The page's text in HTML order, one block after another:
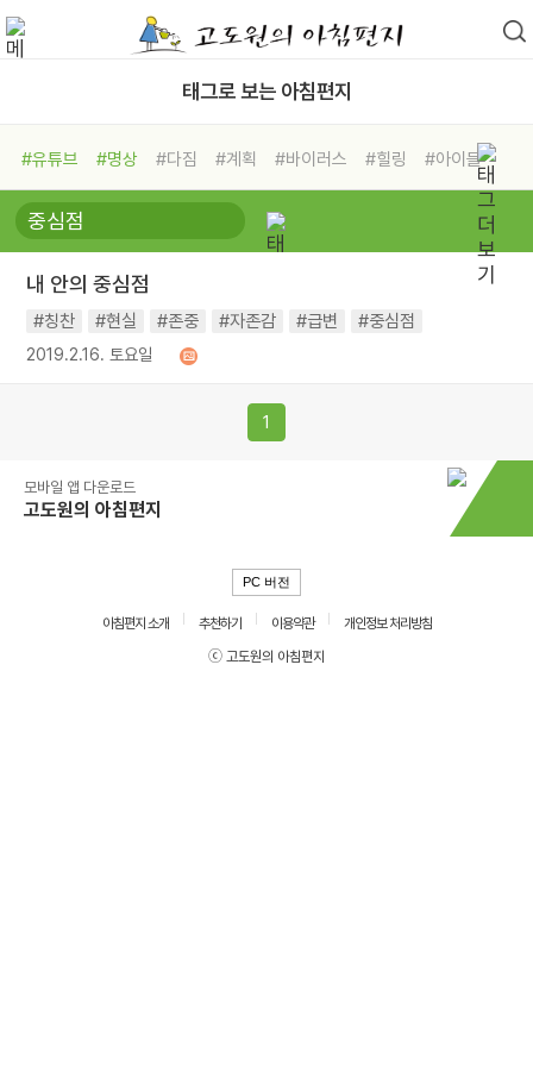
태그로 보는 아침편지
#유튜브 #명상 #다짐 #계획 #바이러스 #힐링
#아이들
#비전캠프
#독서캠프 #삶
#희망
#나눔 #친구 #링컨학교
#독서
#건강 #면역력
내 안의 중심점
#칭찬 #현실 #존중 #자존감 #급변 #중심점
2019.2.16. 토요일
1
모바일 앱 다운로드
고도원의 아침편지
PC 버전
아침편지 소개 추천하기 이용약관
개인정보 처리방침
ⓒ 고도원의 아침편지